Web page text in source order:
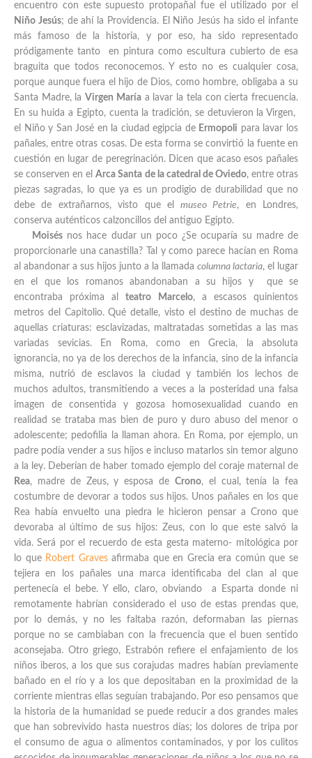
encuentro con este supuesto protopañal fue el utilizado por el
Niño Jesús; de ahí la Providencia. El Niño Jesús ha sido el infante
más famoso de la historia, y por eso, ha sido representado
pródigamente tanto en pintura como escultura cubierto de esa
braguita que todos reconocemos. Y esto no es cualquier cosa,
porque aunque fuera el hijo de Dios, como hombre, obligaba a su
Santa Madre, la Virgen Maríaa lavar la tela con cierta frecuencia.
En su huida a Egipto, cuenta la tradición, se detuvieron la Virgen,
el Niño y San José en la ciudad egipcia de Ermopoli para lavar los
pañales, entre otras cosas. De esta forma se convirtió la fuente en
cuestión en lugar de peregrinación. Dicen que acaso esos pañales
se conserven en elArca Santa de la catedral de Oviedo, entre otras
piezas sagradas, lo que ya es un prodigio de durabilidad que no
debe de extrañarnos, visto que el
museo Petrie, en Londres,
conserva auténticos calzoncillos del antiguo Egipto.
Moisés nos hace dudar un poco ¿Se ocuparía su madre de
proporcionarle una canastilla? Tal y como parece hacían en Roma
al abandonar a sus hijos junto a la llamada columna lactaria, el lugar
en el que los romanos abandonaban a su hijos y que se
encontraba próxima alteatro Marcelo, a escasos quinientos
metros del Capitolio. Qué detalle, visto el destino de muchas de
aquellas criaturas: esclavizadas, maltratadas sometidas a las mas
variadas sevicias. En Roma, como en Grecia, la absoluta
ignorancia, no ya de los derechos de la infancia, sino de la infancia
misma, nutrió de esclavos la ciudad y también los lechos de
muchos adultos, transmitiendo a veces a la posteridad una falsa
imagen de consentida y gozosa homosexualidad cuando en
realidad se trataba mas bien de puro y duro abuso del menor o
adolescente; pedofilia la llaman ahora. En Roma, por ejemplo, un
padre podía vender a sus hijos e incluso matarlos sin temor alguno
a la ley. Deberían de haber tomado ejemplo del coraje maternal de
Rea, madre de Zeus, y esposa de Crono, el cual, tenía la fea
costumbre de devorar a todos sus hijos. Unos pañales en los que
Rea había envuelto una piedra le hicieron pensar a Crono que
devoraba al último de sus hijos: Zeus, con lo que este salvó la
vida. Será por el recuerdo de esta gesta materno- mitológica por
lo que Robert Gravesafirmaba que en Grecia era común que se
tejiera en los pañales una marca identificaba del clan al que
pertenecía el bebe. Y ello, claro, obviando a Esparta donde ni
remotamente habrían considerado el uso de estas prendas que,
por lo demás, y no les faltaba razón, deformaban las piernas
porque no se cambiaban con la frecuencia que el buen sentido
aconsejaba. Otro griego, Estrabón refiere el enfajamiento de los
niños iberos, a los que sus corajudas madres habían previamente
bañado en el río y a los que depositaban en la proximidad de la
corriente mientras ellas seguían trabajando. Por eso pensamos que
la historia de la humanidad se puede reducir a dos grandes males
que han sobrevivido hasta nuestros días; los dolores de tripa por
el consumo de agua o alimentos contaminados, y por los culitos